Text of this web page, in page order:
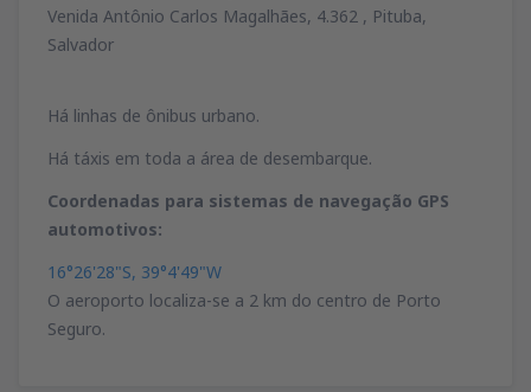
Venida Antônio Carlos Magalhães, 4.362 , Pituba,
Salvador
Há linhas de ônibus urbano.
Há táxis em toda a área de desembarque.
Coordenadas para sistemas de navegação GPS
automotivos:
16°26'28"S, 39°4'49"W
O aeroporto localiza-se a 2 km do centro de Porto
Seguro.